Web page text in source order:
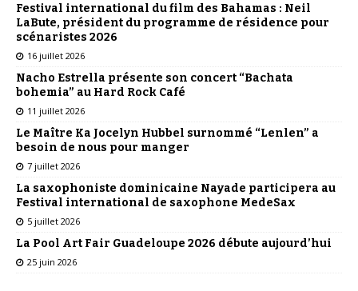
Festival international du film des Bahamas : Neil
LaBute, président du programme de résidence pour
scénaristes 2026
16 juillet 2026
Nacho Estrella présente son concert “Bachata
bohemia” au Hard Rock Café
11 juillet 2026
Le Maître Ka Jocelyn Hubbel surnommé “Lenlen” a
besoin de nous pour manger
7 juillet 2026
La saxophoniste dominicaine Nayade participera au
Festival international de saxophone MedeSax
5 juillet 2026
La Pool Art Fair Guadeloupe 2026 débute aujourd’hui
25 juin 2026